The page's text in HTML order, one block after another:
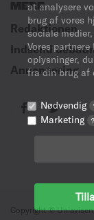
at analysere
brug af vores
sociale
Vores
oplysninger,
fra din brug af
Nødvendig
Marketing ?
MERE
Redaktionen
Indsend
Annoncering
Copyright ©